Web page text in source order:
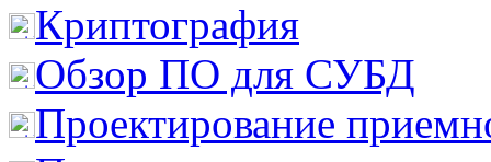
Криптография
Обзор ПО для СУБД
Проектирование